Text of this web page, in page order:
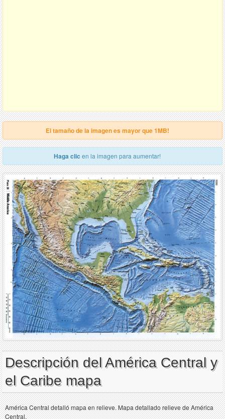
El tamaño de la imagen es mayor que 1MB!
Haga clic en la imagen para aumentar!
Descripción del América Central y
el Caribe mapa
América Central detalló mapa en relieve. Mapa detallado relieve de América
Central.